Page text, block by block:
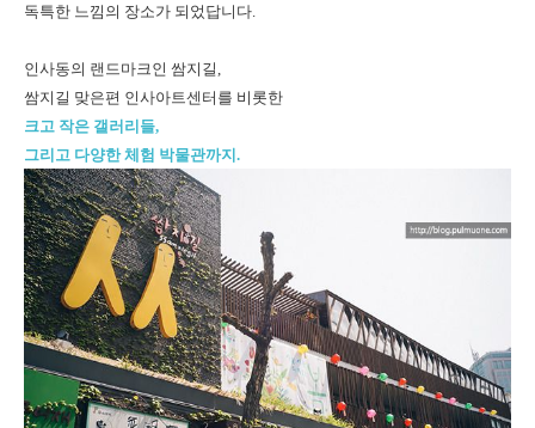
독특한 느낌의 장소가 되었답니다.
인사동의 랜드마크인 쌈지길,
쌈지길 맞은편 인사아트센터를 비롯한
크고 작은 갤러리들,
그리고 다양한 체험 박물관까지.